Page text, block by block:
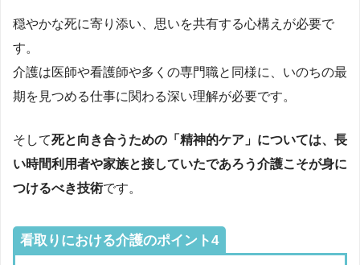
穏やかな死に寄り添い、思いを共有する心構えが必要で
す。
介護は医師や看護師や多くの専門職と同様に、いのちの最
期を見つめる仕事に関わる深い理解が必要です。
そして死と向き合うための「精神的ケア」については、長
い時間利用者や家族と接していたであろう介護こそが身に
つけるべき技術です。
看取りにおける介護のポイント4